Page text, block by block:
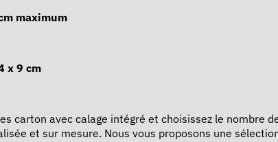
maximum
x 9 cm
carton avec calage intégré et choisissez le nombre
et sur mesure. Nous vous proposons une